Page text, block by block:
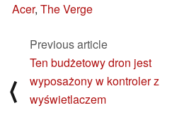
Acer, The Verge
⟨
Previous article
Ten budżetowy dron jest
wyposażony w kontroler z
wyświetlaczem